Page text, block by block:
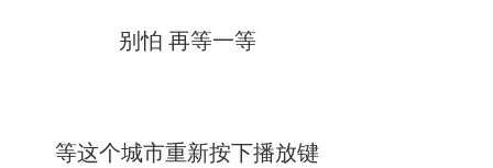
别怕 再等一等
等这个城市重新按下播放键